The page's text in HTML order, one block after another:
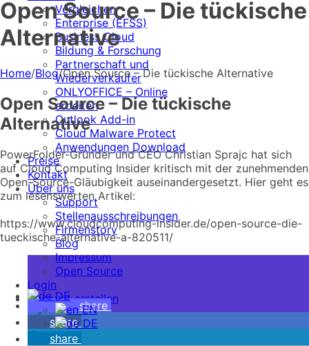
Vergleichen
Enterprise (EFSS)
Business Cloud
Bildung & Forschung
Partnerschaft und
Wiederverkäufer
ONLYOFFICE – Online
arbeiten
Outlook Add-in
Cloud Malware Protect
Anwendungen Download
Preise
Kontakt
Über uns
Support
Stellenausschreibungen
Firmenstory
Blog
Impressum
Open Source
Login
Account erstellen
DE
EN
DE
Open Source – Die tückische
Alternative
Home/Blog/Open Source – Die tückische Alternative
Open Source – Die tückische
Alternative
PowerFolder-Gründer und CEO Christian Sprajc hat sich
auf Cloud Computing Insider kritisch mit der zunehmenden
Open-Source-Gläubigkeit auseinandergesetzt. Hier geht es
zum lesenswerten Artikel:
https://www.cloudcomputing-insider.de/open-source-die-
tueckische-alternative-a-820511/
share
share
share